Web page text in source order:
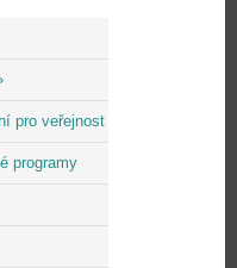
pro veřejnost
programy